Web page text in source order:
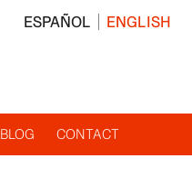
ESPAÑOL ENGLISH
BLOG CONTACT